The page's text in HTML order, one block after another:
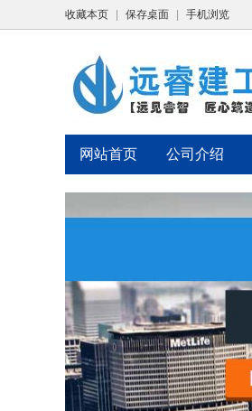
收藏本页 保存桌面 手机浏览
网站首页 公司介绍